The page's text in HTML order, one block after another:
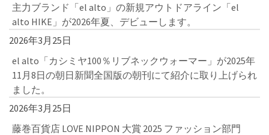
主力ブランド「el alto」の新規アウトドアライン「el
alto HIKE」が2026年夏、デビューします。
2026年3月25日
el alto「カシミヤ100％リブネックウォーマー」が2025年
11月8日の朝日新聞全国版の朝刊にて紹介に取り上げられ
ました。
2026年3月25日
藤巻百貨店 LOVE NIPPON 大賞 2025 ファッション部門